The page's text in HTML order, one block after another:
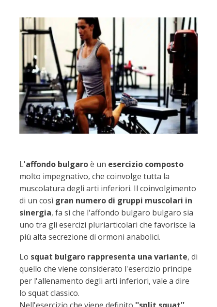
L'affondo bulgaroè un esercizio composto
molto impegnativo, che coinvolge tutta la
muscolatura degli arti inferiori. Il coinvolgimento
di un così gran numero di gruppi muscolari in
sinergia, fa sì che l'affondo bulgaro bulgaro sia
uno tra gli esercizi pluriarticolari che favorisce la
più alta secrezione di ormoni anabolici.
Lo squat bulgaro rappresenta una variante, di
quello che viene considerato l'esercizio principe
per l'allenamento degli arti inferiori, vale a dire
lo squat classico.